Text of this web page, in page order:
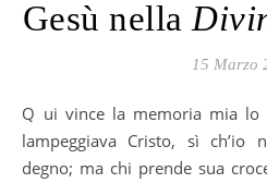
Gesù nella
15 Marzo
Qui vince la memoria mia lo ‘ngegno; ché quella croce
lampeggiava Cristo, sì ch’io
degno; ma chi prende sua